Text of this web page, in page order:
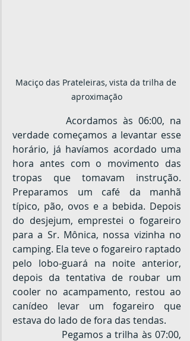
Maciço das Prateleiras, vista da trilha de
aproximação
verdade começamos a levantar esse
horário, já havíamos acordado uma
hora antes com o movimento das
tropas que tomavam instrução.
Preparamos um café da manhã
típico, pão, ovos e a bebida. Depois
do desjejum, emprestei o fogareiro
para a Sr. Mônica, nossa vizinha no
camping. Ela teve o fogareiro raptado
pelo lobo-guará na noite anterior,
depois da tentativa de roubar um
cooler no acampamento, restou ao
canídeo levar um fogareiro que
estava do lado de fora das tendas.